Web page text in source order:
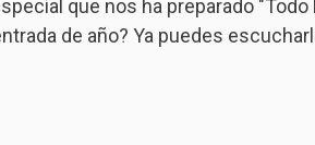
que nos ha preparado "Todo
de año? Ya puedes